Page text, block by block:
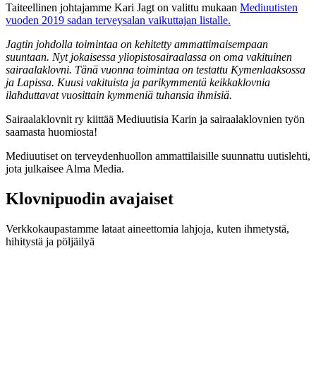
Taiteellinen johtajamme Kari Jagt on valittu mukaan Mediuutisten
vuoden 2019 sadan terveysalan vaikuttajan listalle.
Jagtin johdolla toimintaa on kehitetty ammattimaisempaan
suuntaan. Nyt jokaisessa yliopistosairaalassa on oma vakituinen
sairaalaklovni. Tänä vuonna toimintaa on testattu Kymenlaaksossa
ja Lapissa. Kuusi vakituista ja parikymmentä keikkaklovnia
ilahduttavat vuosittain kymmeniä tuhansia ihmisiä.
Sairaalaklovnit ry kiittää Mediuutisia Karin ja sairaalaklovnien työn
saamasta huomiosta!
Mediuutiset on terveydenhuollon ammattilaisille suunnattu uutislehti,
jota julkaisee Alma Media.
Klovnipuodin avajaiset
Verkkokaupastamme lataat aineettomia lahjoja, kuten ihmetystä,
hihitystä ja pöljäilyä